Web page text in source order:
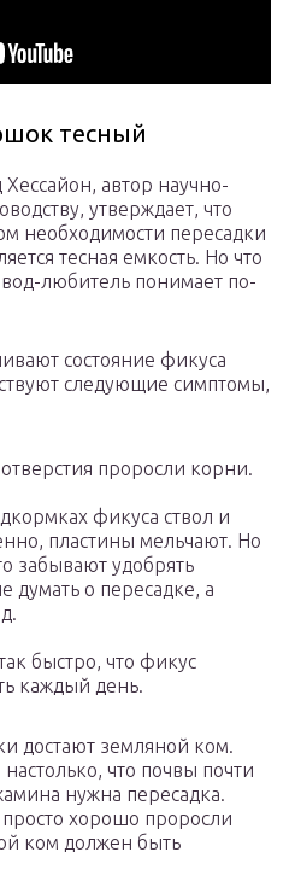
тесный
автор научно-
утверждает, что
необходимости пересадки
тесная емкость. Но что
любитель понимает по-
состояние фикуса
следующие симптомы,
проросли корни.
фикуса ствол и
пластины мельчают. Но
забывают удобрять
думать о пересадке, а
быстро, что фикус
каждый день.
достают земляной ком.
что почвы почти
нужна пересадка.
хорошо проросли
ком должен быть